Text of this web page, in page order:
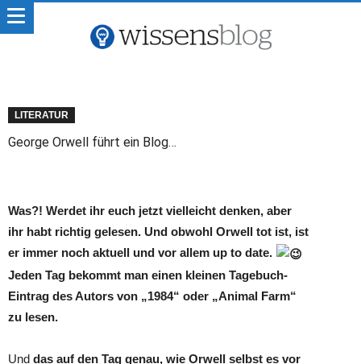
LITERATUR
George Orwell führt ein Blog…
Was?! Werdet ihr euch jetzt vielleicht denken, aber
ihr habt richtig gelesen. Und obwohl Orwell tot ist, ist
er immer noch aktuell und vor allem up to date.
Jeden Tag bekommt man einen kleinen Tagebuch-
Eintrag des Autors von „1984“ oder „Animal Farm“
zu lesen.
Und das auf den Tag genau, wie Orwell selbst es vor